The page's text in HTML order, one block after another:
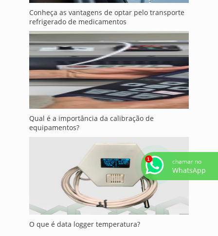
Conheça as vantagens de optar pelo transporte
refrigerado de medicamentos
Qual é a importância da calibração de
equipamentos?
O que é data logger temperatura?
chamar no
WhatsApp